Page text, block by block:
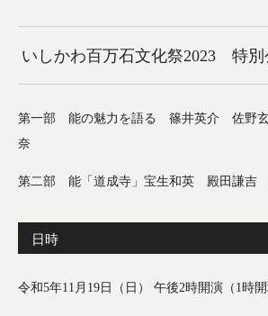
いしかわ百万石文化祭2023 特別
第一部 能の魅力を語る 篠井英介 佐野
奈
第二部 能「道成寺」宝生和英 殿田謙
日時
令和5年11月19日（日） 午後2時開演（1時開